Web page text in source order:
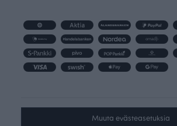
Muuta evästeasetuksia